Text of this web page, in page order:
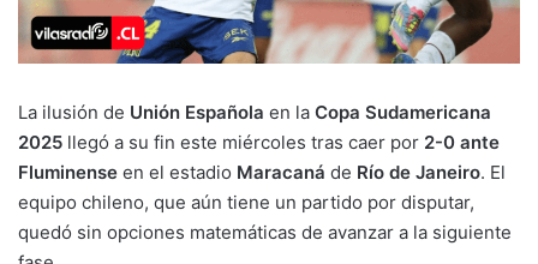
La ilusión de Unión Española en la Copa Sudamericana
2025 llegó a su fin este miércoles tras caer por 2-0 ante
Fluminense en el estadio Maracaná de Río de Janeiro. El
equipo chileno, que aún tiene un partido por disputar,
quedó sin opciones matemáticas de avanzar a la siguiente